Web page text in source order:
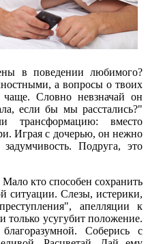
в поведении любимого?
а вопросы о твоих
чаще. Словно невзначай он
если бы мы расстались?"
трансформацию: вместо
Играя с дочерью, он нежно
Подруга, это
кто способен сохранить
ситуации. Слезы, истерики,
апелляции к
только усугубит положение.
Соберись с